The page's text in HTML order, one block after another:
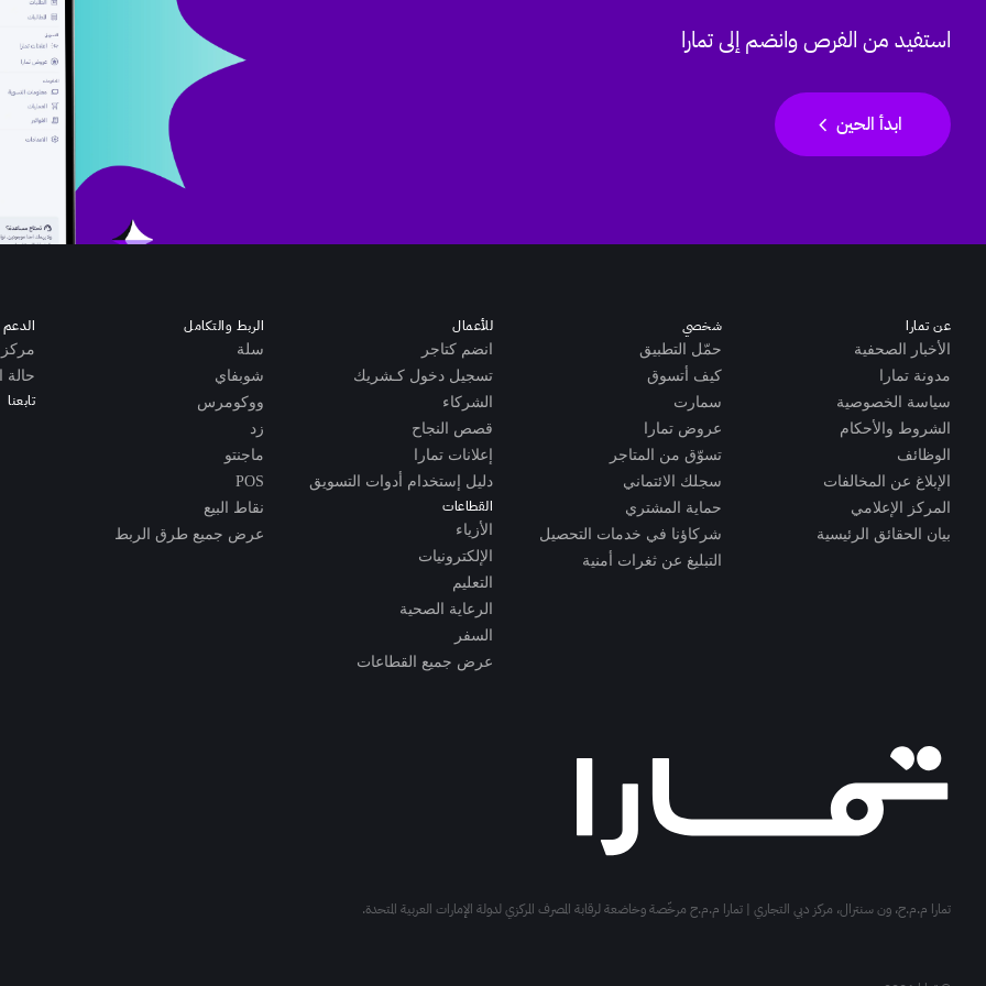
استفيد من الفرص وانضم إلى تمارا
ابدأ الحين chevron_left
عن تمارا
الأخبار الصحفية
مدونة تمارا
سياسة الخصوصية
الشروط والأحكام
الوظائف
الإبلاغ عن المخالفات
المركز الإعلامي
بيان الحقائق الرئيسية
شخصي
حمّل التطبيق
كيف أتسوق
سمارت
عروض تمارا
تسوّق من المتاجر
سجلك الائتماني
حماية المشتري
شركاؤنا في خدمات التحصيل
التبليغ عن ثغرات أمنية
للأعمال
انضم كتاجر
تسجيل دخول كـشريك
الشركاء
قصص النجاح
إعلانات تمارا
دليل إستخدام أدوات التسويق
القطاعات
الأزياء
الإلكترونيات
التعليم
الرعاية الصحية
السفر
عرض جميع القطاعات
الربط والتكامل
سلة
شوبفاي
ووكومرس
زد
ماجنتو
POS
نقاط البيع
عرض جميع طرق الربط
الدعم
مركز
حالة
تابعنا
تمارا م.م.ح، ون سنترال، مركز دبي التجاري | تمارا م.م.ح مرخّصة وخاضعة لرقابة المصرف المركزي لدولة الإمارات العربية المتحدة.